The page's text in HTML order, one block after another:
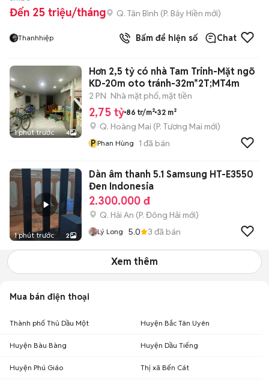
Đến 25 triệu/tháng Q. Tân Bình (P. Bảy Hiền mới)
Thanhhiệp Bấm để hiện số Chat
1 phút trước 4
Hơn 2,5 tỷ có nhà Tam Trinh-Mặt ngõ
KD-20m oto tránh-32m*2T;MT4m
2 PN Nhà mặt phố, mặt tiền
2,75 tỷ 86 tr/m² 32 m²
Q. Hoàng Mai (P. Tương Mai mới)
P Phan Hùng 1 đã bán
1 phút trước 2
Dàn âm thanh 5.1 Samsung HT-E3550
Đen Indonesia
2.300.000 đ
Q. Hải An (P. Đông Hải mới)
Lý Long 5.0 3 đã bán
Xem thêm
Mua bán điện thoại
Thành phố Thủ Dầu Một Huyện Bắc Tân Uyên
Huyện Bàu Bàng Huyện Dầu Tiếng
Huyện Phú Giáo Thị xã Bến Cát